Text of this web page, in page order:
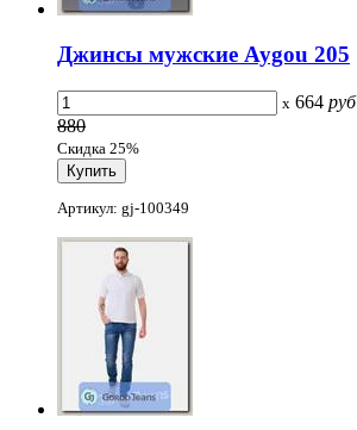
Джинсы мужские Aygou 205
x 664 руб
880
Скидка 25%
Артикул: gj-100349